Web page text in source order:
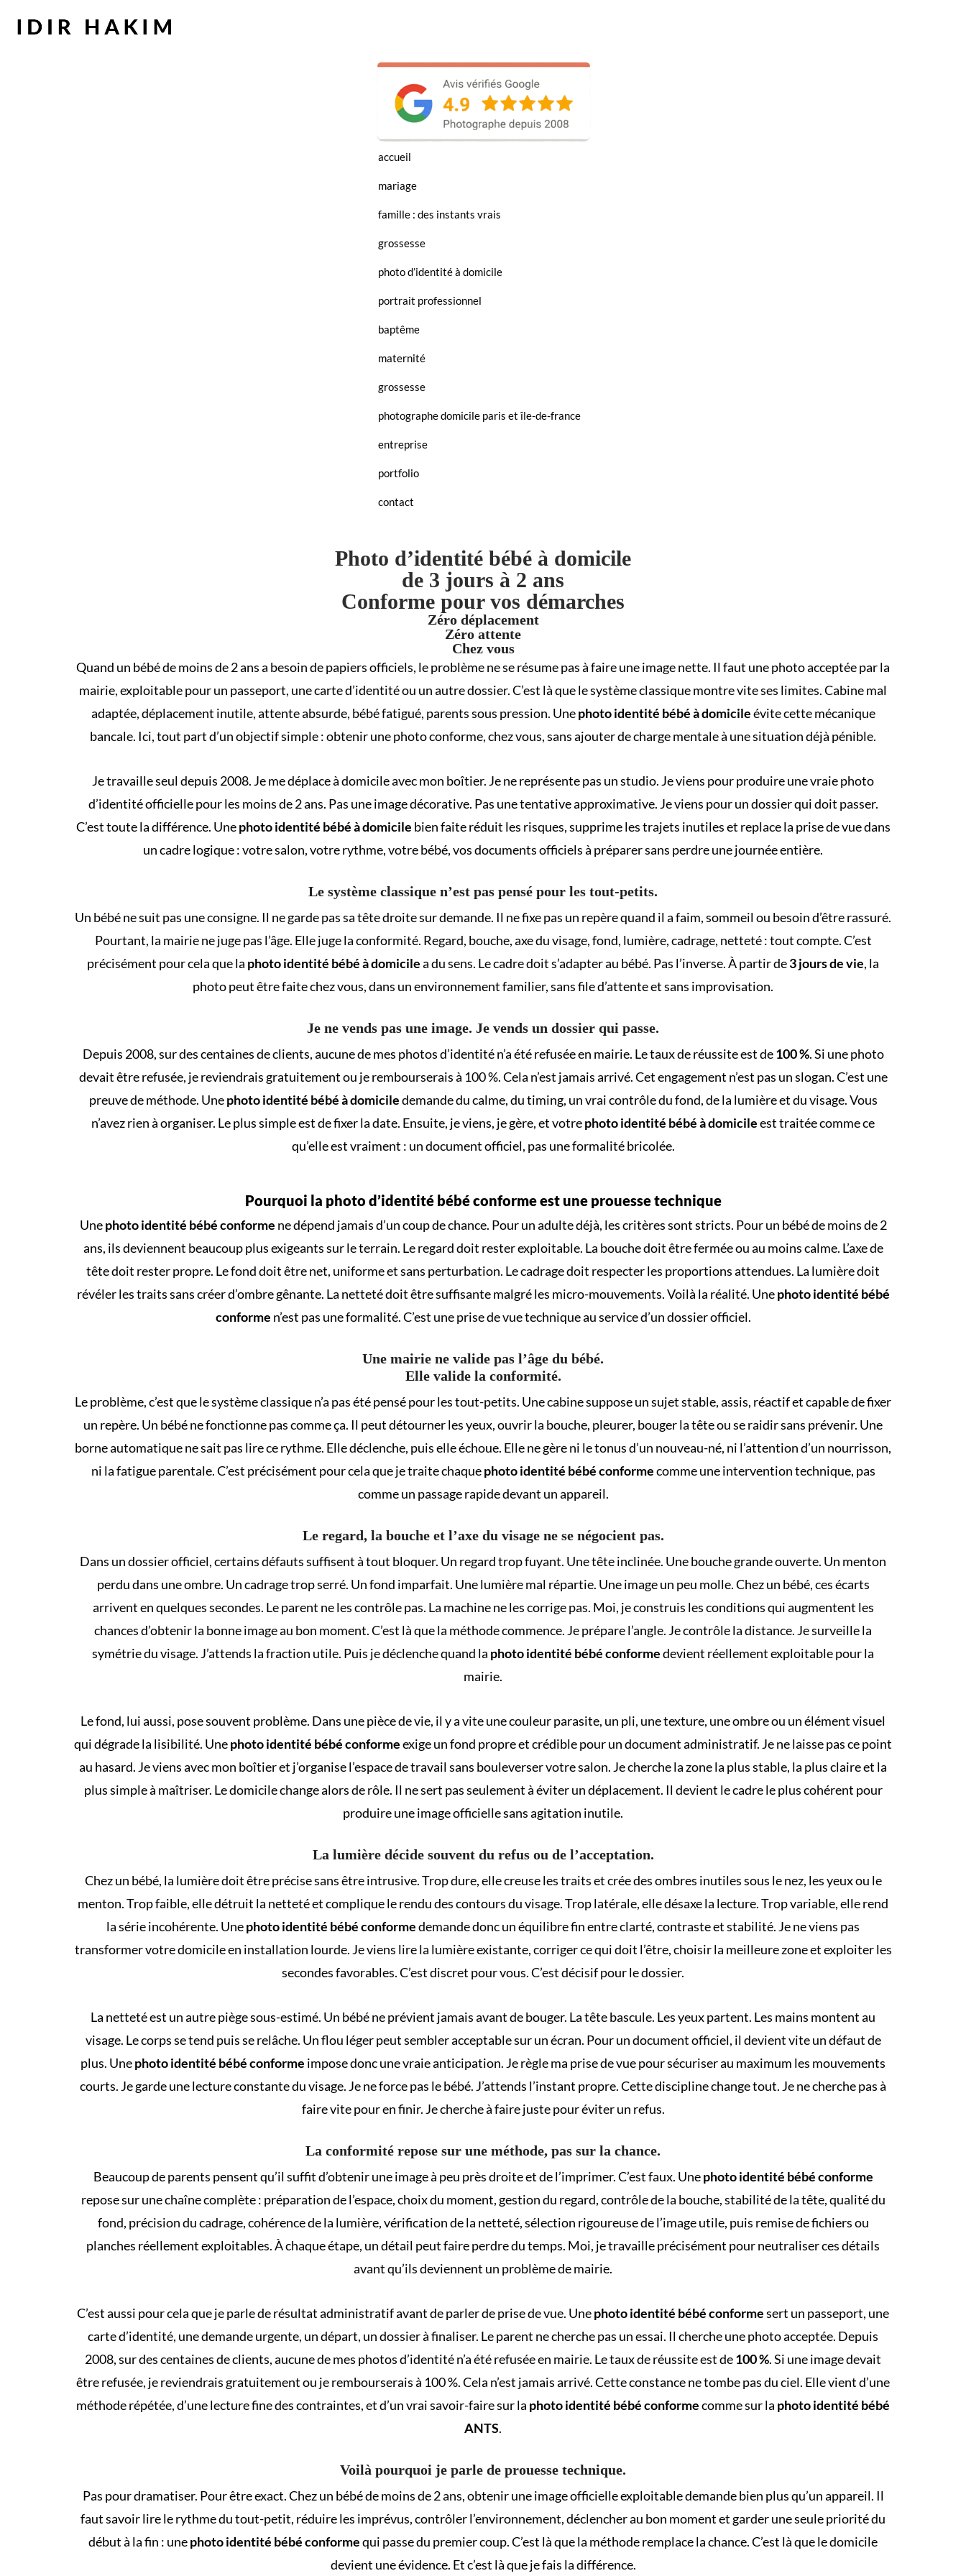
accueil
mariage
famille : des instants vrais
grossesse
photo d’identité à domicile
portrait professionnel
baptême
maternité
grossesse
photographe domicile paris et île-de-france
entreprise
portfolio
contact
Photo d’identité bébé à domicile
de 3 jours à 2 ans
Conforme pour vos démarches
Zéro déplacement
Zéro attente
Chez vous
Quand un bébé de moins de 2 ans a besoin de papiers officiels, le problème ne se résume pas à faire une image nette. Il faut une photo acceptée par la
mairie, exploitable pour un passeport, une carte d’identité ou un autre dossier. C’est là que le système classique montre vite ses limites. Cabine mal
adaptée, déplacement inutile, attente absurde, bébé fatigué, parents sous pression. Unephoto identité bébé à domicileévite cette mécanique
bancale. Ici, tout part d’un objectif simple : obtenir une photo conforme, chez vous, sans ajouter de charge mentale à une situation déjà pénible.
Je travaille seul depuis 2008. Je me déplace à domicile avec mon boîtier. Je ne représente pas un studio. Je viens pour produire une vraie photo
d’identité officielle pour les moins de 2 ans. Pas une image décorative. Pas une tentative approximative. Je viens pour un dossier qui doit passer.
C’est toute la différence. Unephoto identité bébé à domicile bien faite réduit les risques, supprime les trajets inutiles et replace la prise de vue dans
un cadre logique : votre salon, votre rythme, votre bébé, vos documents officiels à préparer sans perdre une journée entière.
Le système classique n’est pas pensé pour les tout-petits.
Un bébé ne suit pas une consigne. Il ne garde pas sa tête droite sur demande. Il ne fixe pas un repère quand il a faim, sommeil ou besoin d’être rassuré.
Pourtant, la mairie ne juge pas l’âge. Elle juge la conformité. Regard, bouche, axe du visage, fond, lumière, cadrage, netteté : tout compte. C’est
précisément pour cela que la photo identité bébé à domicilea du sens. Le cadre doit s’adapter au bébé. Pas l’inverse. À partir de3 jours de vie, la
photo peut être faite chez vous, dans un environnement familier, sans file d’attente et sans improvisation.
Je ne vends pas une image. Je vends un dossier qui passe.
Depuis 2008, sur des centaines de clients, aucune de mes photos d’identité n’a été refusée en mairie. Le taux de réussite est de100 %. Si une photo
devait être refusée, je reviendrais gratuitement ou je rembourserais à 100 %. Cela n’est jamais arrivé. Cet engagement n’est pas un slogan. C’est une
preuve de méthode. Unephoto identité bébé à domiciledemande du calme, du timing, un vrai contrôle du fond, de la lumière et du visage. Vous
n’avez rien à organiser. Le plus simple est de fixer la date. Ensuite, je viens, je gère, et votrephoto identité bébé à domicileest traitée comme ce
qu’elle est vraiment : un document officiel, pas une formalité bricolée.
Pourquoi la photo d’identité bébé conforme est une prouesse technique
Unephoto identité bébé conforme ne dépend jamais d’un coup de chance. Pour un adulte déjà, les critères sont stricts. Pour un bébé de moins de 2
ans, ils deviennent beaucoup plus exigeants sur le terrain. Le regard doit rester exploitable. La bouche doit être fermée ou au moins calme. L’axe de
tête doit rester propre. Le fond doit être net, uniforme et sans perturbation. Le cadrage doit respecter les proportions attendues. La lumière doit
révéler les traits sans créer d’ombre gênante. La netteté doit être suffisante malgré les micro-mouvements. Voilà la réalité. Unephoto identité bébé
conforme n’est pas une formalité. C’est une prise de vue technique au service d’un dossier officiel.
Une mairie ne valide pas l’âge du bébé.
Elle valide la conformité.
Le problème, c’est que le système classique n’a pas été pensé pour les tout-petits. Une cabine suppose un sujet stable, assis, réactif et capable de fixer
un repère. Un bébé ne fonctionne pas comme ça. Il peut détourner les yeux, ouvrir la bouche, pleurer, bouger la tête ou se raidir sans prévenir. Une
borne automatique ne sait pas lire ce rythme. Elle déclenche, puis elle échoue. Elle ne gère ni le tonus d’un nouveau-né, ni l’attention d’un nourrisson,
ni la fatigue parentale. C’est précisément pour cela que je traite chaquephoto identité bébé conformecomme une intervention technique, pas
comme un passage rapide devant un appareil.
Le regard, la bouche et l’axe du visage ne se négocient pas.
Dans un dossier officiel, certains défauts suffisent à tout bloquer. Un regard trop fuyant. Une tête inclinée. Une bouche grande ouverte. Un menton
perdu dans une ombre. Un cadrage trop serré. Un fond imparfait. Une lumière mal répartie. Une image un peu molle. Chez un bébé, ces écarts
arrivent en quelques secondes. Le parent ne les contrôle pas. La machine ne les corrige pas. Moi, je construis les conditions qui augmentent les
chances d’obtenir la bonne image au bon moment. C’est là que la méthode commence. Je prépare l’angle. Je contrôle la distance. Je surveille la
symétrie du visage. J’attends la fraction utile. Puis je déclenche quand la photo identité bébé conformedevient réellement exploitable pour la
mairie.
Le fond, lui aussi, pose souvent problème. Dans une pièce de vie, il y a vite une couleur parasite, un pli, une texture, une ombre ou un élément visuel
qui dégrade la lisibilité. Unephoto identité bébé conformeexige un fond propre et crédible pour un document administratif. Je ne laisse pas ce point
au hasard. Je viens avec mon boîtier et j’organise l’espace de travail sans bouleverser votre salon. Je cherche la zone la plus stable, la plus claire et la
plus simple à maîtriser. Le domicile change alors de rôle. Il ne sert pas seulement à éviter un déplacement. Il devient le cadre le plus cohérent pour
produire une image officielle sans agitation inutile.
La lumière décide souvent du refus ou de l’acceptation.
Chez un bébé, la lumière doit être précise sans être intrusive. Trop dure, elle creuse les traits et crée des ombres inutiles sous le nez, les yeux ou le
menton. Trop faible, elle détruit la netteté et complique le rendu des contours du visage. Trop latérale, elle désaxe la lecture. Trop variable, elle rend
la série incohérente. Unephoto identité bébé conformedemande donc un équilibre fin entre clarté, contraste et stabilité. Je ne viens pas
transformer votre domicile en installation lourde. Je viens lire la lumière existante, corriger ce qui doit l’être, choisir la meilleure zone et exploiter les
secondes favorables. C’est discret pour vous. C’est décisif pour le dossier.
La netteté est un autre piège sous-estimé. Un bébé ne prévient jamais avant de bouger. La tête bascule. Les yeux partent. Les mains montent au
visage. Le corps se tend puis se relâche. Un flou léger peut sembler acceptable sur un écran. Pour un document officiel, il devient vite un défaut de
plus. Unephoto identité bébé conforme impose donc une vraie anticipation. Je règle ma prise de vue pour sécuriser au maximum les mouvements
courts. Je garde une lecture constante du visage. Je ne force pas le bébé. J’attends l’instant propre. Cette discipline change tout. Je ne cherche pas à
faire vite pour en finir. Je cherche à faire juste pour éviter un refus.
La conformité repose sur une méthode, pas sur la chance.
Beaucoup de parents pensent qu’il suffit d’obtenir une image à peu près droite et de l’imprimer. C’est faux. Unephoto identité bébé conforme
repose sur une chaîne complète : préparation de l’espace, choix du moment, gestion du regard, contrôle de la bouche, stabilité de la tête, qualité du
fond, précision du cadrage, cohérence de la lumière, vérification de la netteté, sélection rigoureuse de l’image utile, puis remise de fichiers ou
planches réellement exploitables. À chaque étape, un détail peut faire perdre du temps. Moi, je travaille précisément pour neutraliser ces détails
avant qu’ils deviennent un problème de mairie.
C’est aussi pour cela que je parle de résultat administratif avant de parler de prise de vue. Unephoto identité bébé conformesert un passeport, une
carte d’identité, une demande urgente, un départ, un dossier à finaliser. Le parent ne cherche pas un essai. Il cherche une photo acceptée. Depuis
2008, sur des centaines de clients, aucune de mes photos d’identité n’a été refusée en mairie. Le taux de réussite est de100 %. Si une image devait
être refusée, je reviendrais gratuitement ou je rembourserais à 100 %. Cela n’est jamais arrivé. Cette constance ne tombe pas du ciel. Elle vient d’une
méthode répétée, d’une lecture fine des contraintes, et d’un vrai savoir-faire sur la photo identité bébé conformecomme sur la photo identité bébé
ANTS.
Voilà pourquoi je parle de prouesse technique.
Pas pour dramatiser. Pour être exact. Chez un bébé de moins de 2 ans, obtenir une image officielle exploitable demande bien plus qu’un appareil. Il
faut savoir lire le rythme du tout-petit, réduire les imprévus, contrôler l’environnement, déclencher au bon moment et garder une seule priorité du
début à la fin : unephoto identité bébé conformequi passe du premier coup. C’est là que la méthode remplace la chance. C’est là que le domicile
devient une évidence. Et c’est là que je fais la différence.